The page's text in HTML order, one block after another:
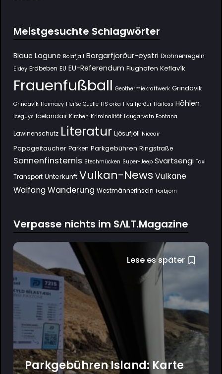
Meistgesuchte Schlagwörter
Blaue Lagune Bolafjall Borgarfjörður-eystri Drohnenregeln
Eldey Erdbeben EU EU-Referendum Flughafen Keflavík
Frauenfußball Geothermiekraftwerk Grindavik
Grindavík Heimaey Heiße Quelle HS orka Hvalfjörður Háifoss Höhlen
Iceguys Icelandair Kirchen Kriminalität Laugarvatn Fontana
Lawinenschutz Literatur Ljósufjöll Niceair
Papageitaucher Parken Parkgebühren Ringstraße
Sonnenfinsternis Stechmücken Super-Jeep Svartsengi Taxi
Transport Unterkunft Vulkan-News Vulkane
Walfang Wanderung Westmännerinseln Þorbjörn
Verpasse nichts im SΛLT.Magazine
Lese es später
Parkgebühren Island: Karte